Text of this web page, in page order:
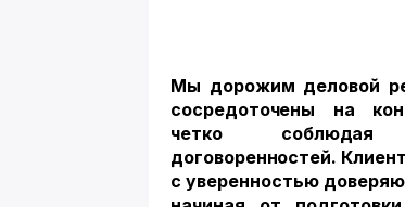
Мы дорожим деловой
сосредоточены на
четко
договоренностей.
с уверенностью